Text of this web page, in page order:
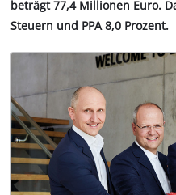
beträgt 77,4 Millionen Euro.
Steuern und PPA 8,0 Prozent.